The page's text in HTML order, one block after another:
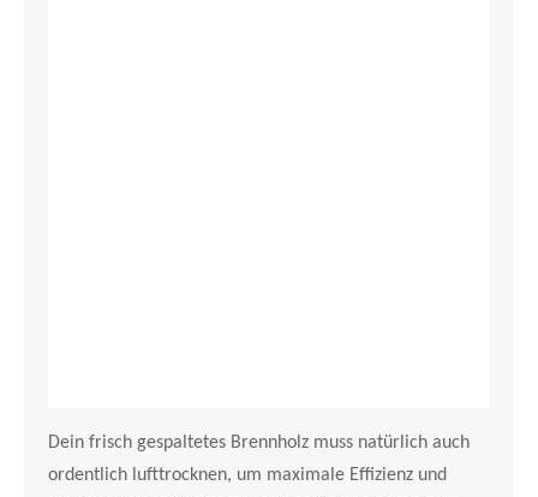
Dein frisch gespaltetes Brennholz muss natürlich auch
ordentlich lufttrocknen, um maximale Effizienz und